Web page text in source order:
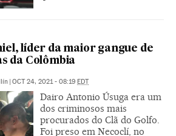
líder da maior gangue de
da Colômbia
OCT 24, 2021 - 08:19 EDT
Dairo Antonio Úsuga era um
dos criminosos mais
procurados do Clã do Golfo.
Foi preso em Necoclí, no